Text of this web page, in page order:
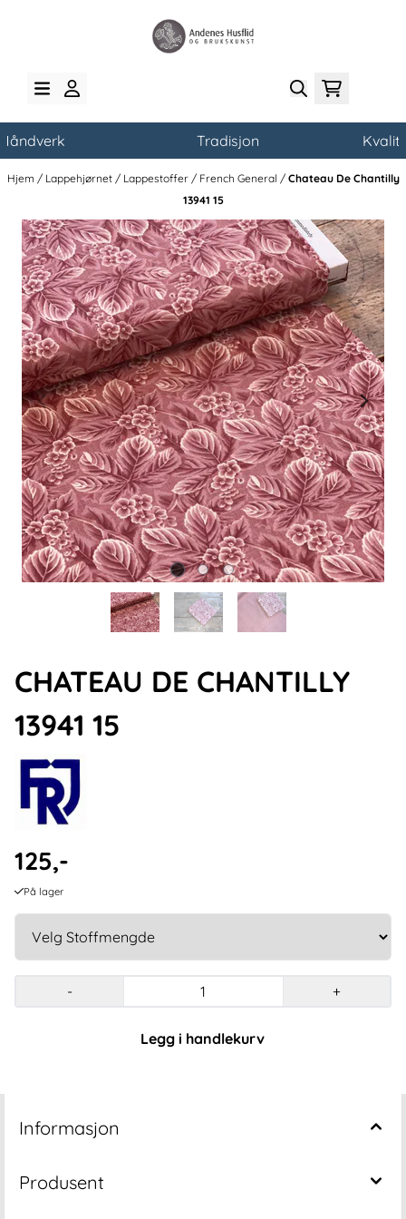
Tradisjon
Hjem / Lappehjørnet / Lappestoffer / French General / Chateau De Chantilly
13941 15
CHATEAU DE CHANTILLY
13941 15
125,-
På lager
- +
Legg i handlekurv
Informasjon
Produsent